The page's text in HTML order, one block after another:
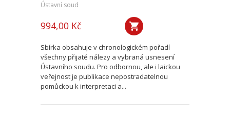
Ústavní soud
994,00 Kč
Sbírka obsahuje v chronologickém pořadí
všechny přijaté nálezy a vybraná usnesení
Ústavního soudu. Pro odbornou, ale i laickou
veřejnost je publikace nepostradatelnou
pomůckou k interpretaci a...